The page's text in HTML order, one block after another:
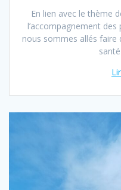
En lien avec le thème
l’accompagnement
nous sommes allés faire